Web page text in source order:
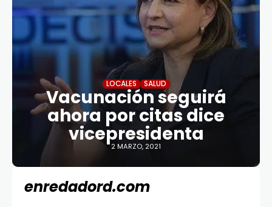
LOCALES SALUD
Vacunación seguirá
ahora por citas dice
vicepresidenta
2 MARZO, 2021
enredadord.com